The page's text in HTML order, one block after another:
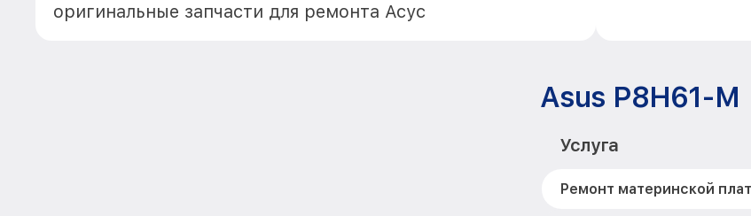
оригинальные запчасти для ремонта Асус
Asus P8H61-M
Услуга
Ремонт материнской